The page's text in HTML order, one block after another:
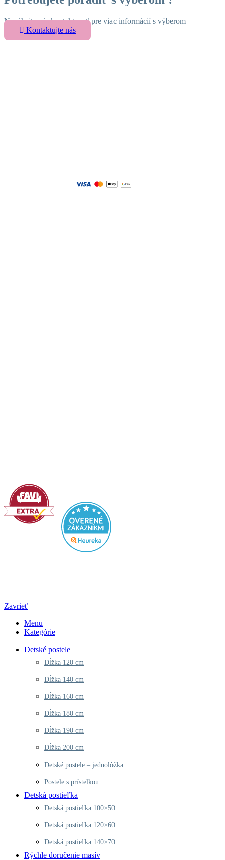
Neváhajte nás kontaktovať pre viac informácií s výberom
Kontaktujte nás
Zavrieť
Menu
Kategórie
Detské postele
Dĺžka 120 cm
Dĺžka 140 cm
Dĺžka 160 cm
Dĺžka 180 cm
Dĺžka 190 cm
Dĺžka 200 cm
Detské postele – jednolôžka
Postele s prístelkou
Detská postieľka
Detská postieľka 100×50
Detská postieľka 120×60
Detská postieľka 140×70
Rýchle doručenie masív